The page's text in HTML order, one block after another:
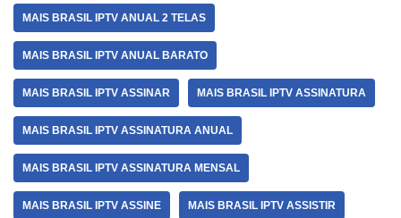
MAIS BRASIL IPTV ANUAL 2 TELAS
MAIS BRASIL IPTV ANUAL BARATO
MAIS BRASIL IPTV ASSINAR MAIS BRASIL IPTV ASSINATURA
MAIS BRASIL IPTV ASSINATURA ANUAL
MAIS BRASIL IPTV ASSINATURA MENSAL
MAIS BRASIL IPTV ASSINE MAIS BRASIL IPTV ASSISTIR